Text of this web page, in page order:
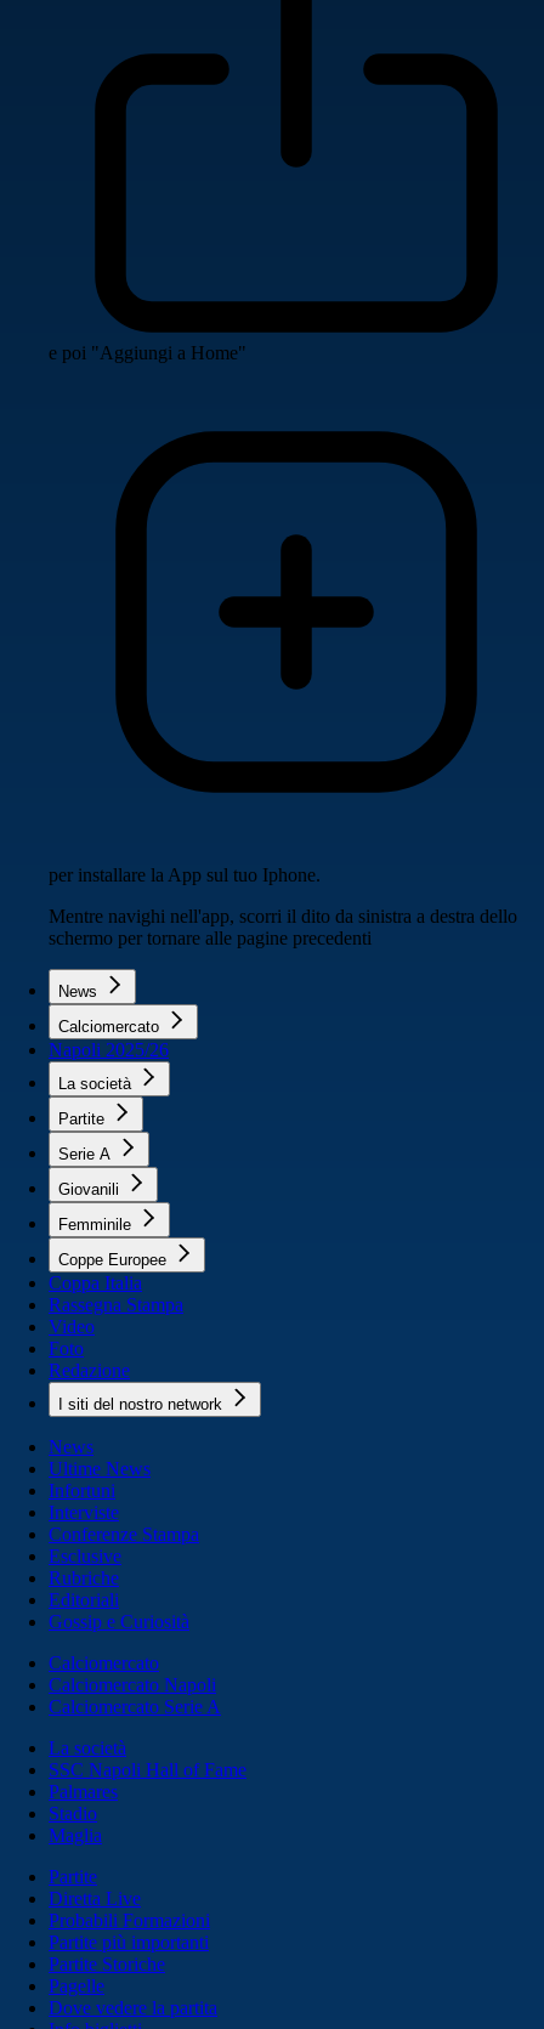
e poi "Aggiungi a Home"
per installare la App sul tuo Iphone.
Mentre navighi nell'app, scorri il dito da sinistra a destra dello
schermo per tornare alle pagine precedenti
News
Calciomercato
Napoli 2025/26
La società
Partite
Serie A
Giovanili
Femminile
Coppe Europee
Coppa Italia
Rassegna Stampa
Video
Foto
Redazione
I siti del nostro network
News
Ultime News
Infortuni
Interviste
Conferenze Stampa
Esclusive
Rubriche
Editoriali
Gossip e Curiosità
Calciomercato
Calciomercato Napoli
Calciomercato Serie A
La società
SSC Napoli Hall of Fame
Palmares
Stadio
Maglia
Partite
Diretta Live
Probabili Formazioni
Partite più importanti
Partite Storiche
Pagelle
Dove vedere la partita